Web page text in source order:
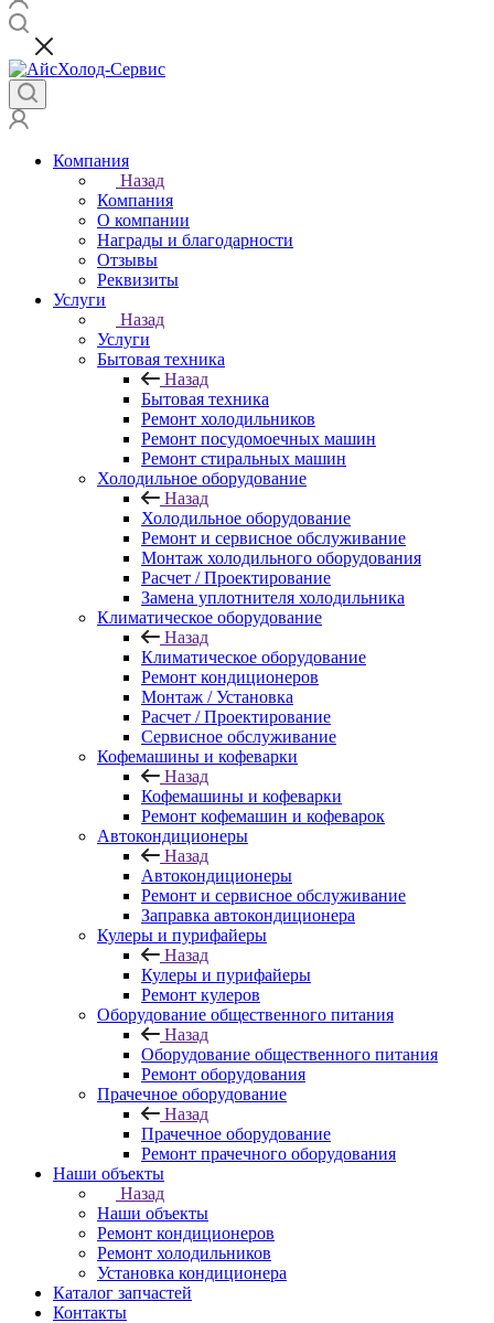
Компания
Назад
Компания
О компании
Награды и благодарности
Отзывы
Реквизиты
Услуги
Назад
Услуги
Бытовая техника
Назад
Бытовая техника
Ремонт холодильников
Ремонт посудомоечных машин
Ремонт стиральных машин
Холодильное оборудование
Назад
Холодильное оборудование
Ремонт и сервисное обслуживание
Монтаж холодильного оборудования
Расчет / Проектирование
Замена уплотнителя холодильника
Климатическое оборудование
Назад
Климатическое оборудование
Ремонт кондиционеров
Монтаж / Установка
Расчет / Проектирование
Сервисное обслуживание
Кофемашины и кофеварки
Назад
Кофемашины и кофеварки
Ремонт кофемашин и кофеварок
Автокондиционеры
Назад
Автокондиционеры
Ремонт и сервисное обслуживание
Заправка автокондиционера
Кулеры и пурифайеры
Назад
Кулеры и пурифайеры
Ремонт кулеров
Оборудование общественного питания
Назад
Оборудование общественного питания
Ремонт оборудования
Прачечное оборудование
Назад
Прачечное оборудование
Ремонт прачечного оборудования
Наши объекты
Назад
Наши объекты
Ремонт кондиционеров
Ремонт холодильников
Установка кондиционера
Каталог запчастей
Контакты